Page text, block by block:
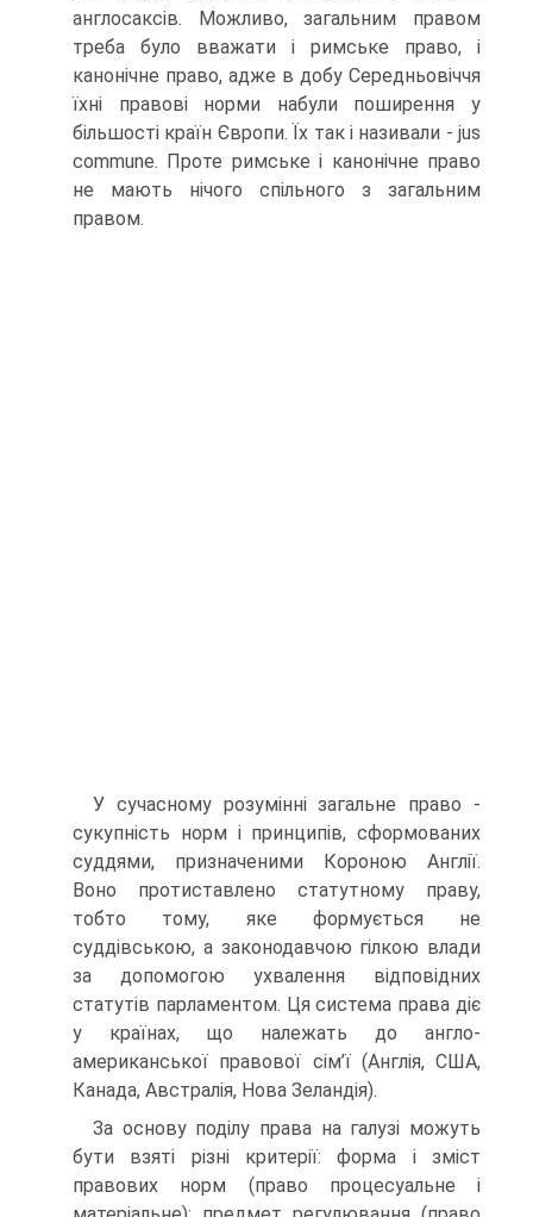
англосаксів. Можливо, загальним правом
треба було вважати і римське право, і
канонічне право, адже в добу Середньовіччя
їхні правові норми набули поширення у
більшості країн Європи. Їх так і називали - jus
commune. Проте римське і канонічне право
не мають нічого спільного з загальним
правом.
У сучасному розумінні загальне право -
сукупність норм і принципів, сформованих
суддями, призначеними Короною Англії.
Воно протиставлено статутному праву,
тобто тому, яке формується не
суддівською, а законодавчою гілкою влади
за допомогою ухвалення відповідних
статутів парламентом. Ця система права діє
у країнах, що належать до англо-
американської правової сім’ї (Англія, США,
Канада, Австралія, Нова Зеландія).
За основу поділу права на галузі можуть
бути взяті різні критерії: форма і зміст
правових норм (право процесуальне і